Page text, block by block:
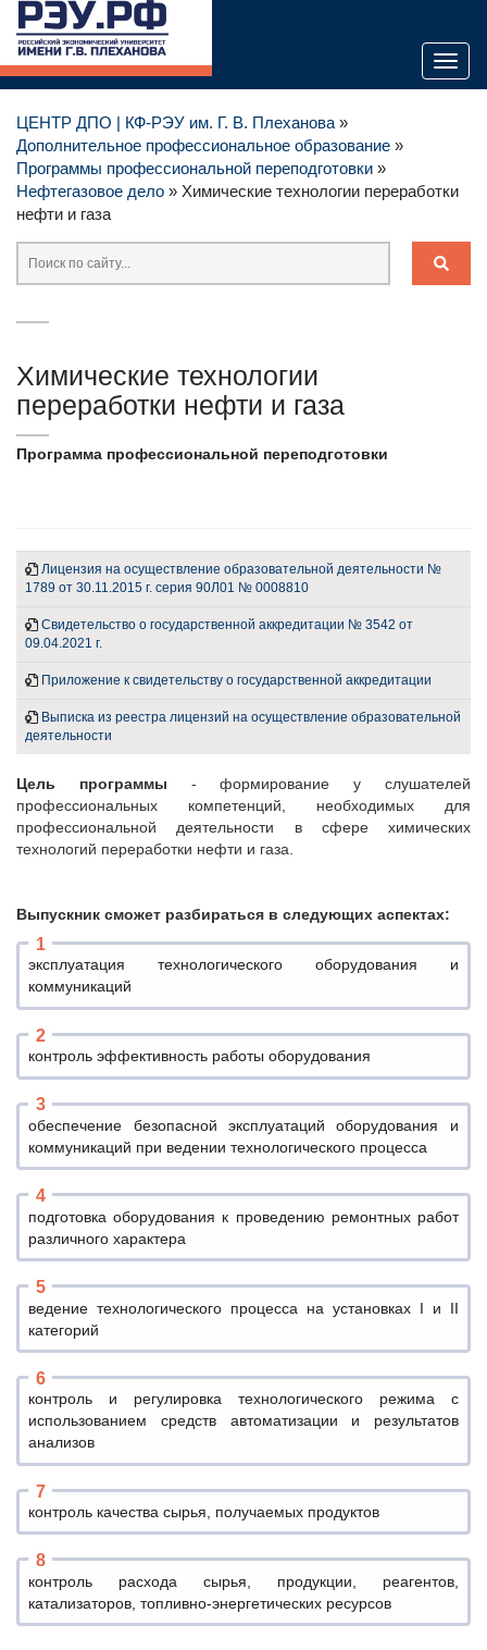
ЦЕНТР ДПО | КФ-РЭУ им. Г. В. Плеханова »
Дополнительное профессиональное образование »
Программы профессиональной переподготовки »
Нефтегазовое дело » Химические технологии переработки
нефти и газа
Химические технологии
переработки нефти и газа
Программа профессиональной переподготовки
Лицензия на осуществление образовательной деятельности №
1789 от 30.11.2015 г. серия 90Л01 № 0008810
Свидетельство о государственной аккредитации № 3542 от
09.04.2021 г.
Приложение к свидетельству о государственной аккредитации
Выписка из реестра лицензий на осуществление образовательной
деятельности
Цель программы - формирование у слушателей
профессиональных компетенций, необходимых для
профессиональной деятельности в сфере химических
технологий переработки нефти и газа.
Выпускник сможет разбираться в следующих аспектах:
эксплуатация технологического оборудования и
коммуникаций
контроль эффективность работы оборудования
обеспечение безопасной эксплуатаций оборудования и
коммуникаций при ведении технологического процесса
подготовка оборудования к проведению ремонтных работ
различного характера
ведение технологического процесса на установках I и II
категорий
контроль и регулировка технологического режима с
использованием средств автоматизации и результатов
анализов
контроль качества сырья, получаемых продуктов
контроль расхода сырья, продукции, реагентов,
катализаторов, топливно-энергетических ресурсов